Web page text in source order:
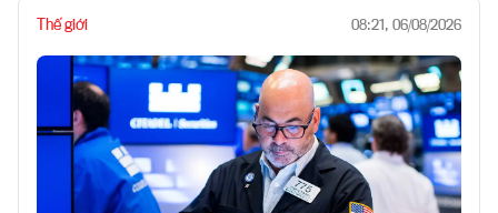
Thế giới 08:21, 06/08/2026